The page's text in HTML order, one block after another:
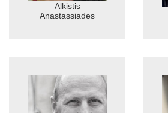
Alkistis
Anastassiades